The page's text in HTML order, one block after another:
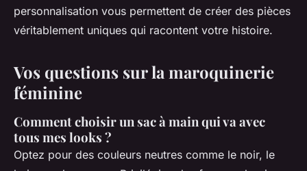
personnalisation vous permettent de créer des pièces
véritablement uniques qui racontent votre histoire.
Vos questions sur la maroquinerie
féminine
Comment choisir un sac à main qui va avec
tous mes looks ?
Optez pour des couleurs neutres comme le noir, le